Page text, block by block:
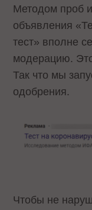
Методом проб
объявления
тест» вполне
модерацию.
Так что мы
одобрения.
Чтобы не